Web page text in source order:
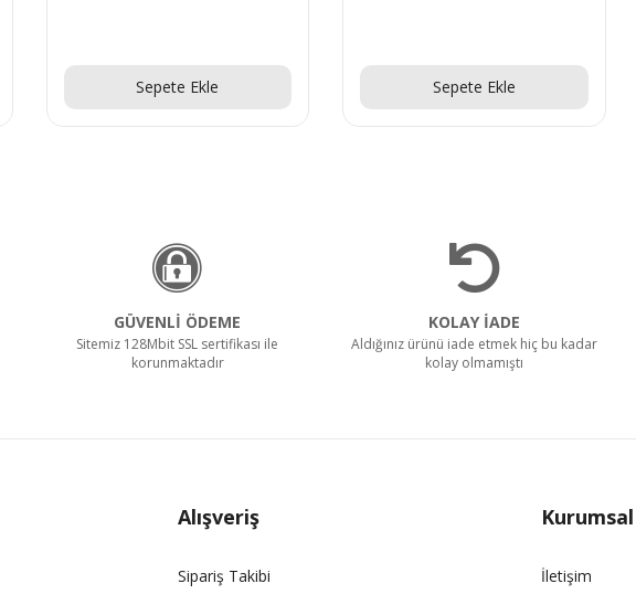
Sepete Ekle
Sepete Ekle
GÜVENLİ ÖDEME
Sitemiz 128Mbit SSL sertifikası ile
korunmaktadır
KOLAY İADE
Aldığınız ürünü iade etmek hiç bu kadar
kolay olmamıştı
Alışveriş
Sipariş Takibi
Kurumsal
İletişim